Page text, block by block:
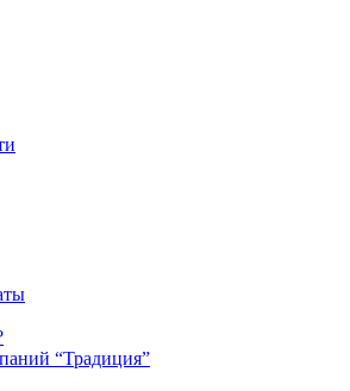
“Традиция”